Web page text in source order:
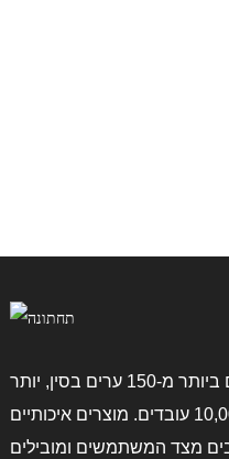
יש לנו גם סוכני מכירות מורשים ביותר מ-150 ערים בסין, יותר
מ-600 חנויות משניות ו-10,000 עובדים. מוצרים איכותיים
מצד המשתמשים ומובילים